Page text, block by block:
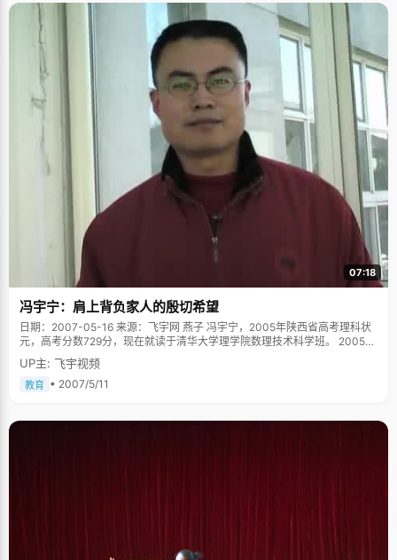
在一套60平方米的老房子里。父亲是西宁特钢的工人，20年前，母亲从山东
老家来到西宁后，一直没有工作，家里条件一直都很艰苦。为了让郑伟和妹
妹能够好好上学，哥哥郑亮放弃上高中进了工厂开始挣钱。一家人尽管不富
裕，但生活幸福。郑伟兄妹三人从小都特别独立，会做饭，自己洗衣服，争
着帮家里干活。郑伟和哥哥年龄相差不大，体型差不多，所以从小哥两的衣
服都是同用的。 郑伟的爸爸妈妈虽然文化程度不高，但是对孩子要求很严
厉，总是教育孩子要好好学习。妈妈对郑伟的影响很大，"妈妈做什么事情都
非常踏实、认真，不管什么事都是尽自己最大的能力去做"，所以郑伟在学习
上总是一丝不苟，认真踏实，成绩在班级里总是第一第二。小学毕业后，他
以优异成绩考入原来的十八中，中考时以全市第十一名的成绩考入湟川中
学。高中时，品学兼优的他被学校定为保送北大对象。 郑伟曾在日记中写
道："我的母亲一生不易，20年前她来到这大西北，30出头才生下我，在荒
寒的北风中将我抚养成人。她没有接受到良好的教育，却承受了太多不应该
由她承受的苦难。虽然岁月无情地将母亲的黑发吹成银色，但我的母亲在我
的眼里永远就像一只美丽的蝴蝶。" 从小酷爱做各种实验 除了学习，郑伟最
大的爱好就是做各种实验，这受到了哥哥的影响。小时候，哥两就经常一起
做手工，模拟各种先进的交通工具。高中的时候，郑伟将自己做的各种飞
机、船只的模型拿到学校展览，受到了同学和老师的一致称赞。至今，郑伟
家里的抽屉里，还堆满了各式各样的静态模型，还有很多半成品。高二的时
候，郑伟尝试给飞机装上微型的喷气式发动机，这涉及到了工程学，高中的
知识根本不够用。于是郑伟跑到图书馆借了工程学的书来开，并且小有成
就。 也因为这个爱好，郑伟选择了物理学，"我以后想走物理研究的路"。 从
来不补课 郑伟是一个从来不补课的学生，一是因为补课要花钱，家里经济不
允许，二是郑伟觉得在学校里学踏实了，补课没必要。"在学校的时间是最重
要的，学什么东西都集中精力，提高效益"，郑伟说，"&lsquo;学好&rsquo;
和&lsquo;学多&rsquo;是有区别的，做多少题是流于形式，关键是想明白
了。"高一高二的时候，郑伟基本只做老师布置的习题，成绩一直都是全级前
十名，高三时位列前三。 利用同学们补课的时间，郑伟做了自己喜欢的事
时候就从图书馆借了很多哲学书来看，起初比较艰涩难懂，"慢慢看进去之
体力和坚强的意志。一路上，可能会很辛苦，可能会很孤独，但是得咬牙坚
07:18
冯宇宁：肩上背负家人的殷切希望
日期：2007-05-16 来源：飞宇网 燕子 冯宇宁，2005年陕西省高考理科状
元，高考分数729分，现在就读于清华大学理学院数理技术科学班。 2005年
盛夏的一个下午，风和日丽，冯爸爸焦急的站在家门口往路口张望，当冯宇
宁的身影出现在拐口的时候，他激动的喊道："来了来了！"赶紧用火柴点燃
了挂在家门头那串长长的红鞭炮，迎接考中状元的儿子，炮竹鸣响着四处飞
UP主: 飞宇视频
教育 • 2007/5/11